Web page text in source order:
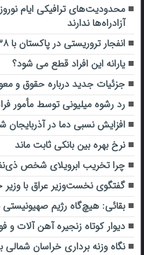
محدودیت‌های ترافیکی ایام
آزادراه‌ها ندارند
انفجار تروریستی در پاکستان با ۳۸ کشته و زخمی
یارانه این افراد قطع می شود؟
جزئیات جدید درباره حقوق و
رد رشوه میلیونی توسط مأمور
افزایش نسبی دما در آذربایجان‌
نرخ بهره بین بانکی ثابت ماند
چرا تخریب ابرویلای شخص
گفتگوی نخست‌وزیر عراق با وزیر
بقائی: هیچ‌گاه رژیم
دیوار کوتاه زنجیره آهن آلات و
نگاه وزنه برداری خراسان